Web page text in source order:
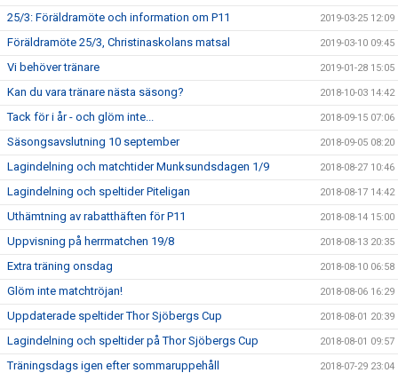
25/3: Föräldramöte och information om P11 2019-03-25 12:09
Föräldramöte 25/3, Christinaskolans matsal 2019-03-10 09:45
Vi behöver tränare 2019-01-28 15:05
Kan du vara tränare nästa säsong? 2018-10-03 14:42
Tack för i år - och glöm inte... 2018-09-15 07:06
Säsongsavslutning 10 september 2018-09-05 08:20
Lagindelning och matchtider Munksundsdagen 1/9 2018-08-27 10:46
Lagindelning och speltider Piteligan 2018-08-17 14:42
Uthämtning av rabatthäften för P11 2018-08-14 15:00
Uppvisning på herrmatchen 19/8 2018-08-13 20:35
Extra träning onsdag 2018-08-10 06:58
Glöm inte matchtröjan! 2018-08-06 16:29
Uppdaterade speltider Thor Sjöbergs Cup 2018-08-01 20:39
Lagindelning och speltider på Thor Sjöbergs Cup 2018-08-01 09:57
Träningsdags igen efter sommaruppehåll 2018-07-29 23:04